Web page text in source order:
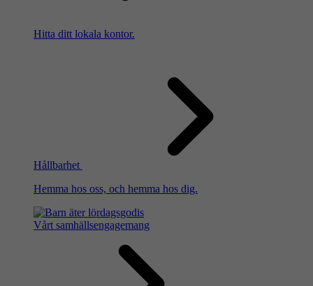
Hitta ditt lokala kontor.
Hållbarhet
Hemma hos oss, och hemma hos dig.
Vårt samhällsengagemang